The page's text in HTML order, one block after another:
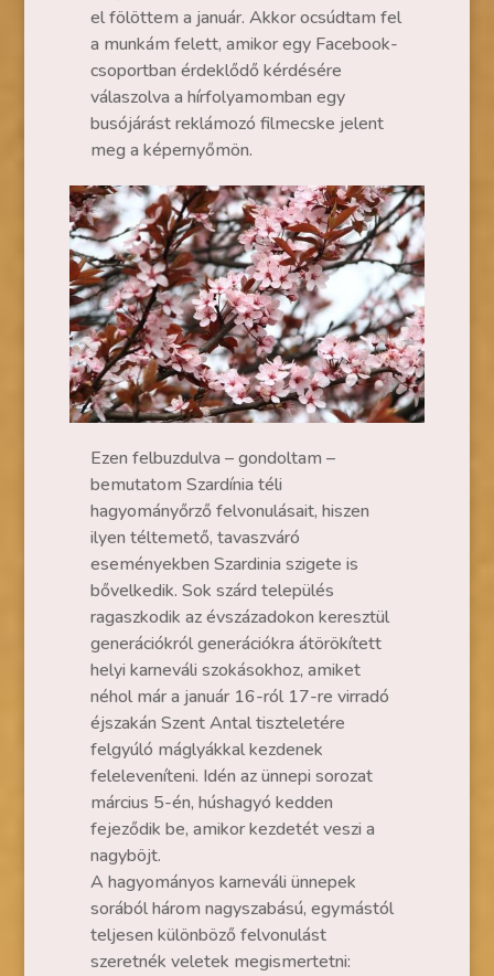
el fölöttem a január. Akkor ocsúdtam fel
a munkám felett, amikor egy Facebook-
csoportban érdeklődő kérdésére
válaszolva a hírfolyamomban egy
busójárást reklámozó filmecske jelent
meg a képernyőmön.
Ezen felbuzdulva – gondoltam –
bemutatom Szardínia téli
hagyományőrző felvonulásait, hiszen
ilyen téltemető, tavaszváró
eseményekben Szardinia szigete is
bővelkedik. Sok szárd település
ragaszkodik az évszázadokon keresztül
generációkról generációkra átörökített
helyi karneváli szokásokhoz, amiket
néhol már a január 16-ról 17-re virradó
éjszakán Szent Antal tiszteletére
felgyúló máglyákkal kezdenek
feleleveníteni. Idén az ünnepi sorozat
március 5-én, húshagyó kedden
fejeződik be, amikor kezdetét veszi a
nagyböjt.
A hagyományos karneváli ünnepek
sorából három nagyszabású, egymástól
teljesen különböző felvonulást
szeretnék veletek megismertetni: